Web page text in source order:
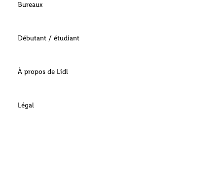
Bureaux
Débutant / étudiant
À propos de Lidl
Légal